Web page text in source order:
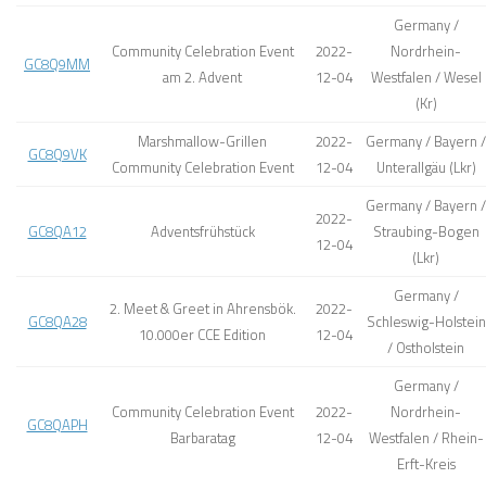
GC8Q9MM
Community Celebration Event
am 2. Advent
2022-
12-04
Germany /
Nordrhein-
Westfalen / Wesel
(Kr)
GC8Q9VK
Marshmallow-Grillen
Community Celebration Event
2022-
12-04
Germany / Bayern /
Unterallgäu (Lkr)
GC8QA12 Adventsfrühstück
2022-
12-04
Germany / Bayern /
Straubing-Bogen
(Lkr)
GC8QA28
2. Meet & Greet in Ahrensbök.
10.000er CCE Edition
2022-
12-04
Germany /
Schleswig-Holstein
/ Ostholstein
GC8QAPH
Community Celebration Event
Barbaratag
2022-
12-04
Germany /
Nordrhein-
Westfalen / Rhein-
Erft-Kreis